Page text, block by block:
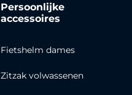
Persoonlijke
accessoires
Fietshelm dames
Zitzak volwassenen